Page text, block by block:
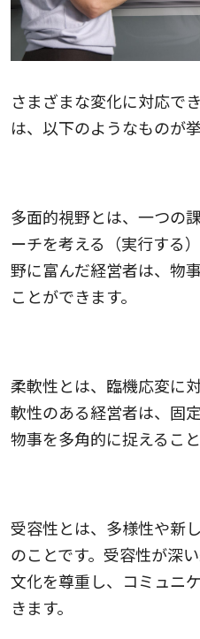
さまざまな変化に対応で
は、以下のようなものが
多面的視野とは、一つの
ーチを考える（実行する
野に富んだ経営者は、物
ことができます。
柔軟性とは、臨機応変に
軟性のある経営者は、固
物事を多角的に捉えること
受容性とは、多様性や新
のことです。受容性が深
文化を尊重し、コミュニ
きます。